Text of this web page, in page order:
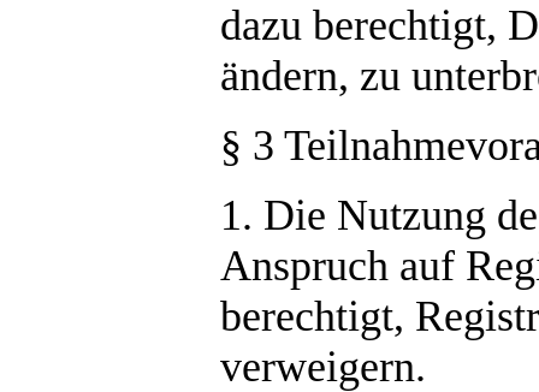
dazu berechtigt,
ändern, zu
§ 3
1. Die Nutzung
Anspruch auf
berechtigt,
verweigern.